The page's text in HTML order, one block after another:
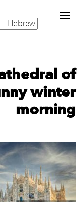
Toggle
navigation
of
winter
morning